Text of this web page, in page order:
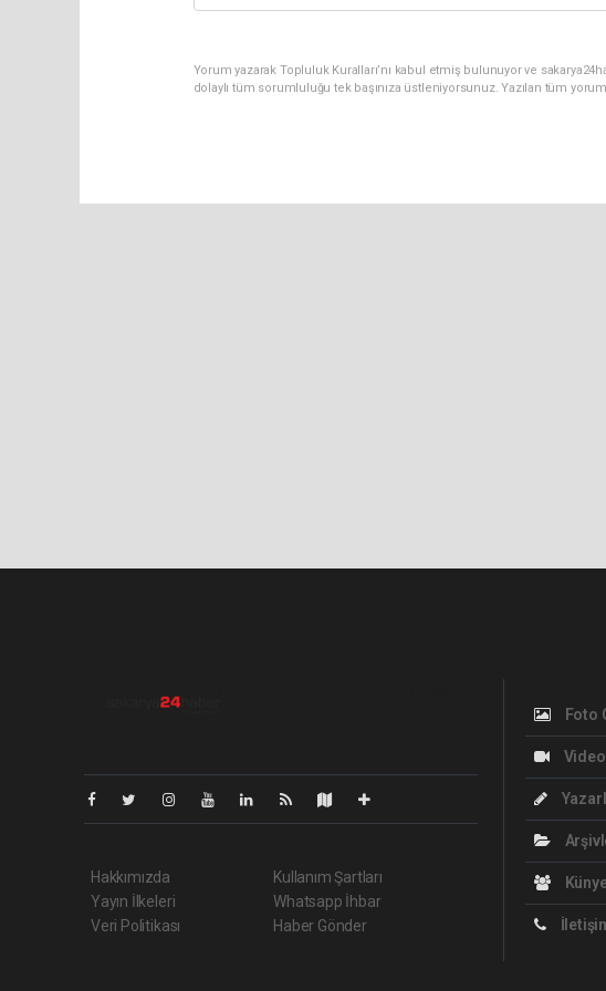
Yorum yazarak Topluluk Kuralları’nı kabul etmiş bulunuyor ve
dolaylı tüm sorumluluğu tek başınıza üstleniyorsunuz. Yazılan tüm
Hakkımızda
Yayın İlkeleri
Veri Politikası
Kullanım Şartları
Whatsapp İhbar
Haber Gönder
Foto